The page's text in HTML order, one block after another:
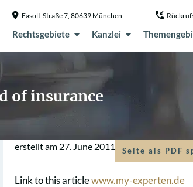
Fasolt-Straße 7, 80639 München
Rechtsgebiete Kanzlei
of insurance
erstellt am 27. June 2011 Seite als PDF
Link to this articlewww.my-experten.de